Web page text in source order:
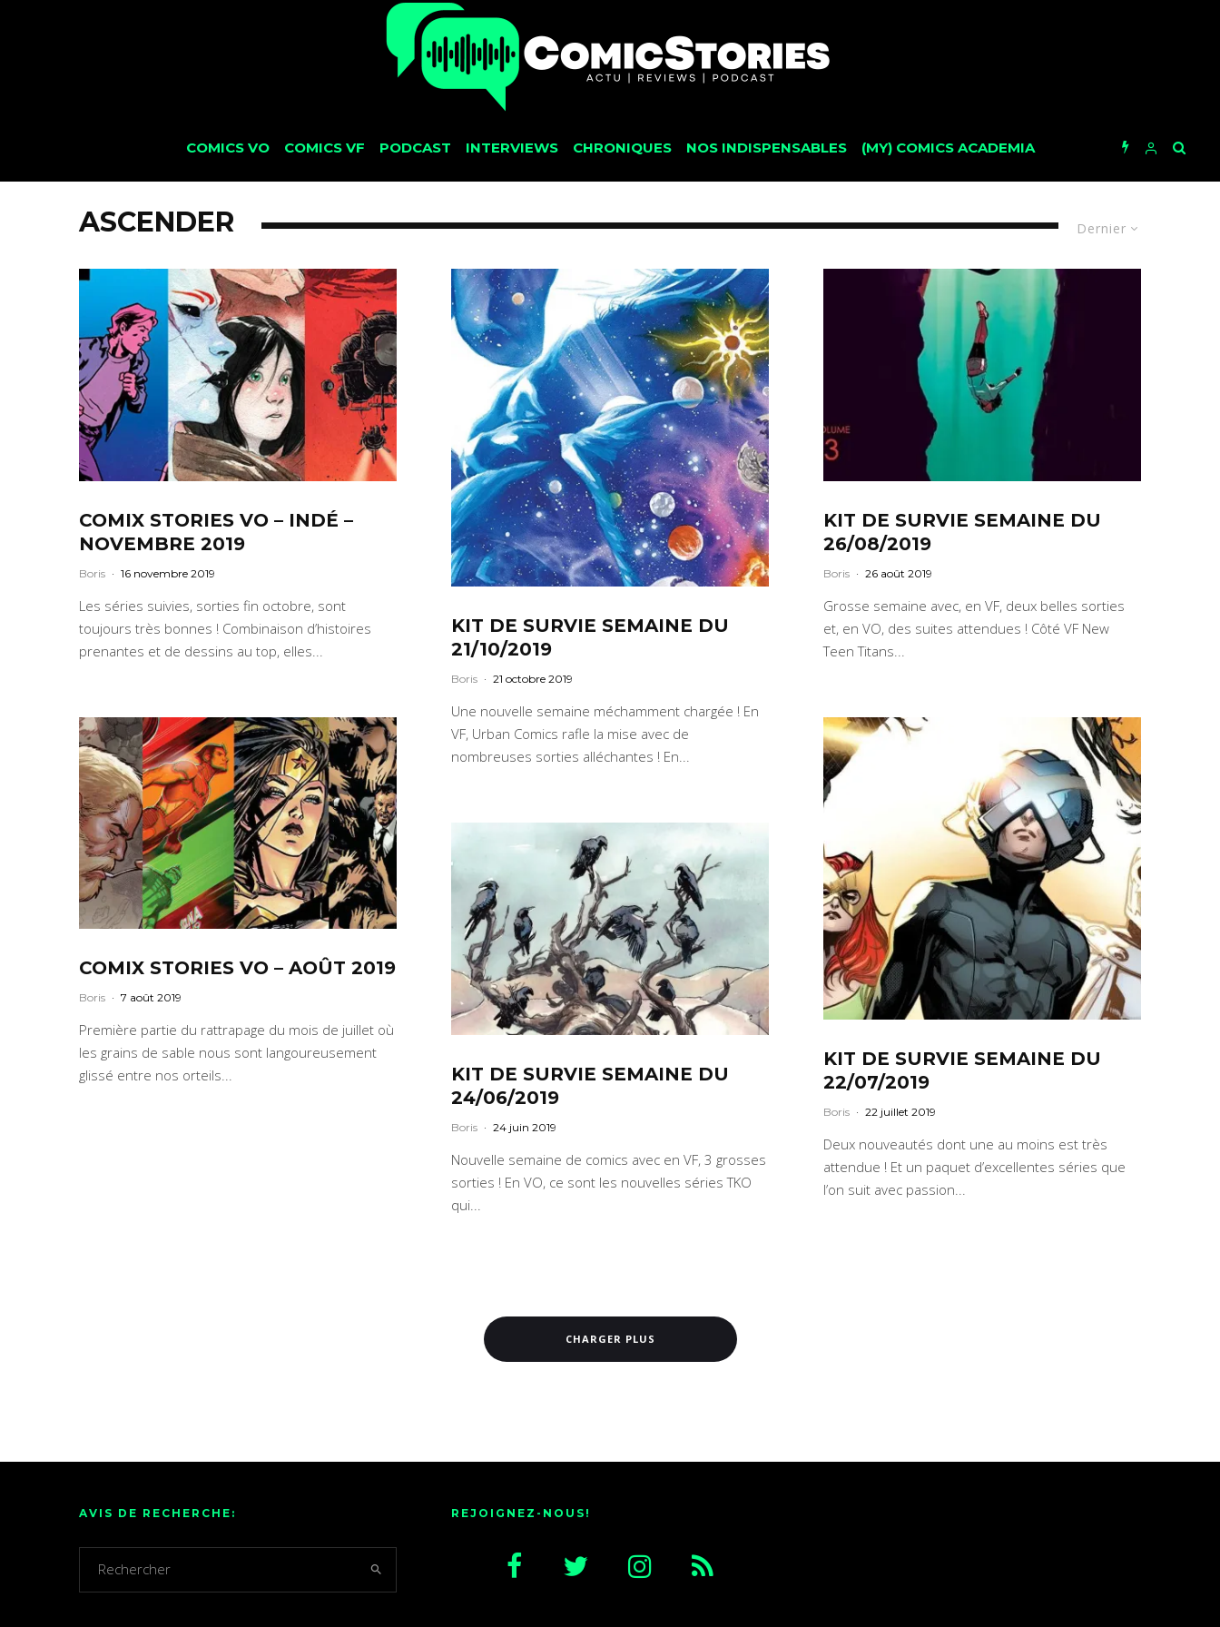
COMICS VO COMICS VF PODCAST INTERVIEWS CHRONIQUES NOS INDISPENSABLES (MY) COMICS ACADEMIA
Dernier
ASCENDER
COMIX STORIES VO – INDÉ –
NOVEMBRE 2019
Boris · 16 novembre 2019
Les séries suivies, sorties fin octobre, sont
toujours très bonnes ! Combinaison d’histoires
prenantes et de dessins au top, elles...
KIT DE SURVIE SEMAINE DU
21/10/2019
Boris · 21 octobre 2019
Une nouvelle semaine méchamment chargée ! En
VF, Urban Comics rafle la mise avec de
nombreuses sorties alléchantes ! En...
KIT DE SURVIE SEMAINE DU
26/08/2019
Boris · 26 août 2019
Grosse semaine avec, en VF, deux belles sorties
et, en VO, des suites attendues ! Côté VF New
Teen Titans...
COMIX STORIES VO – AOÛT 2019
Boris · 7 août 2019
Première partie du rattrapage du mois de juillet où
les grains de sable nous sont langoureusement
glissé entre nos orteils...
KIT DE SURVIE SEMAINE DU
22/07/2019
Boris · 22 juillet 2019
Deux nouveautés dont une au moins est très
attendue ! Et un paquet d’excellentes séries que
l’on suit avec passion...
KIT DE SURVIE SEMAINE DU
24/06/2019
Boris · 24 juin 2019
Nouvelle semaine de comics avec en VF, 3 grosses
sorties ! En VO, ce sont les nouvelles séries TKO
qui...
CHARGER PLUS
AVIS DE RECHERCHE: REJOIGNEZ-NOUS!